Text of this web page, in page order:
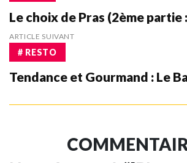
Le choix de Pras (2ème partie
ARTICLE SUIVANT
# RESTO
Tendance et Gourmand : Le